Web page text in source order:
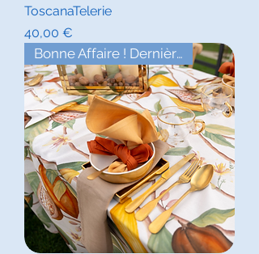
ToscanaTelerie
Prix
40,00 €
Bonne Affaire ! Dernière Pièce